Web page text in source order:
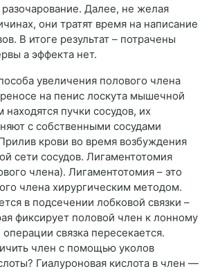
Далее, не желая
они тратят время на написание
В итоге результат – потрачены
а эффекта нет.
увеличения полового члена
на пенис лоскута мышечной
находятся пучки сосудов, их
с собственными сосудами
крови во время возбуждения
сети сосудов. Лигаментотомия
члена). Лигаментотомия – это
члена хирургическим методом.
в подсечении лобковой связки –
фиксирует половой член к лонному
связка пересекается.
член с помощью уколов
Гиалуроновая кислота в член —